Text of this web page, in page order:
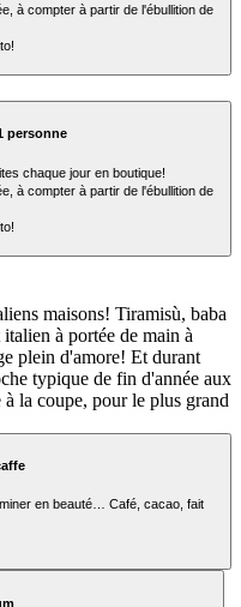
à compter à partir de l'ébullition de
personne
chaque jour en boutique!
à compter à partir de l'ébullition de
maisons! Tiramisù, baba
à portée de main à
plein d'amore! Et durant
typique de fin d'année aux
la coupe, pour le plus grand
en beauté… Café, cacao, fait